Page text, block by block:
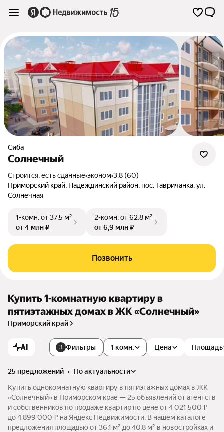
Сиба
Солнечный
Строится, есть сданные•эконом•3.8 (60)
Приморский край, Надеждинский район, пос. Тавричанка,ул.
Солнечная
1-комн.от 37,5 м²
от 4 млн ₽
2-комн.от 62,8 м²
от 6,9 млн ₽
Позвонить
Купить 1-комнатную квартиру в
пятиэтажных домах в ЖК «Солнечный»
Приморский край
AI 3 Фильтры 1 комн. Цена Площадь
25 предложений •
по актуальности
Купить однокомнатную квартиру в пятиэтажных домах в ЖК
«Солнечный» в Приморском крае — 25 объявлений от агентств
и собственников по продаже квартир по цене от 4 021 500 ₽
до 4 899 000 ₽ на Яндекс Недвижимости. В нашем каталоге
предложения площадью от 36,1 м² до 40,8 м² в новостройках и